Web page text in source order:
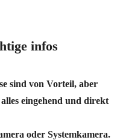
infos
sind von Vorteil, aber
eingehend und direkt
oder Systemkamera.